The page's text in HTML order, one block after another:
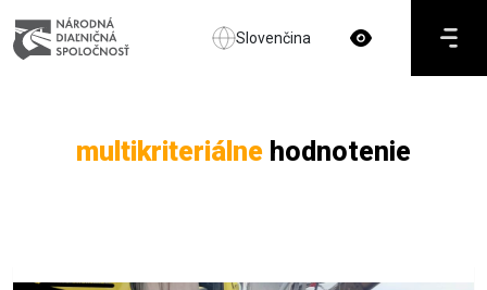
Slovenčina
multikriteriálne hodnotenie